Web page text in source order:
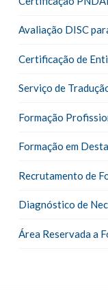
Avaliação DISC
Certificação de
Serviço de
Formação
Formação em
Recrutamento de
Diagnóstico de
Área Reservada a